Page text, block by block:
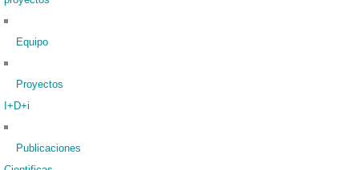
Equipo
Proyectos
I+D+i
Publicaciones